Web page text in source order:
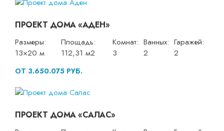
ПРОЕКТ ДОМА «АДЕН»
Размеры:
13×20 м
Площадь:
112,31 м2
Комнат:
3
Ванных:
2
Гаражей:
2
ОТ 3.650.075 РУБ.
ПРОЕКТ ДОМА «САЛАС»